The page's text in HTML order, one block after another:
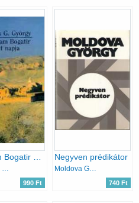
990 Ft
Negyven prédikátor
Moldova György
740 Ft